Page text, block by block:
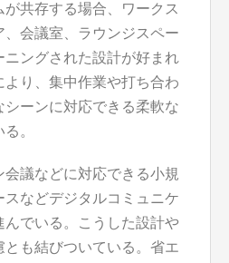
共存する場合、ワークス
会議室、ラウンジスペー
ニングされた設計が好まれ
より、集中作業や打ち合わ
ーンに対応できる柔軟な
。
議などに対応できる小規
などデジタルコミュニケ
でいる。こうした設計や
も結びついている。省エ